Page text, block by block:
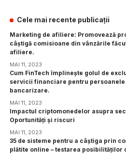
Cele mai recente publicații
Marketing de afiliere: Promovează
câștigă comisioane din vânzările
afiliere.
MAI 11, 2023
Cum FinTech împlinește golul de
servicii financiare pentru persoanele
bancarizare.
MAI 11, 2023
Impactul criptomonedelor asupra
Oportunități și riscuri
MAI 11, 2023
35 de sisteme pentru a câștiga prin
plătite online – testarea posibilităților